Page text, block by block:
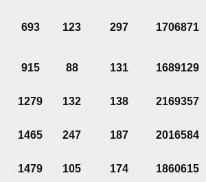
693 123 297 1706871
915 88 131 1689129
1279 132 138 2169357
1465 247 187 2016584
1479 105 174 1860615